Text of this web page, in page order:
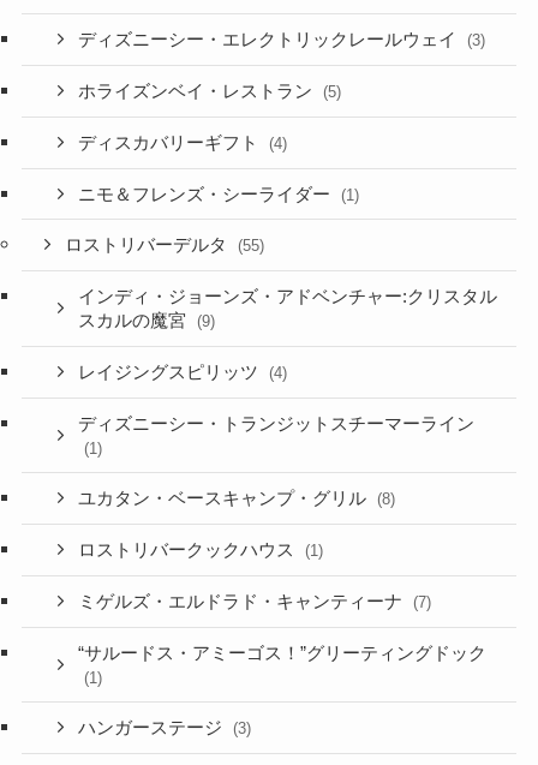
ディズニーシー・エレクトリックレールウェイ (3)
ホライズンベイ・レストラン (5)
ディスカバリーギフト (4)
ニモ＆フレンズ・シーライダー (1)
ロストリバーデルタ (55)
インディ・ジョーンズ・アドベンチャー:クリスタル
スカルの魔宮
(9)
レイジングスピリッツ (4)
ディズニーシー・トランジットスチーマーライン
(1)
ユカタン・ベースキャンプ・グリル (8)
ロストリバークックハウス (1)
ミゲルズ・エルドラド・キャンティーナ (7)
“サルードス・アミーゴス！”グリーティングドック
(1)
ハンガーステージ (3)